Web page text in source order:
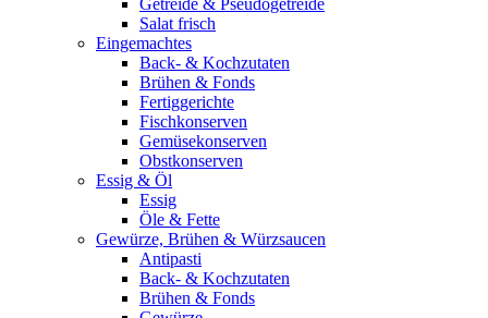
Getreide & Pseudogetreide
Salat frisch
Eingemachtes
Back- & Kochzutaten
Brühen & Fonds
Fertiggerichte
Fischkonserven
Gemüsekonserven
Obstkonserven
Essig & Öl
Essig
Öle & Fette
Gewürze, Brühen & Würzsaucen
Antipasti
Back- & Kochzutaten
Brühen & Fonds